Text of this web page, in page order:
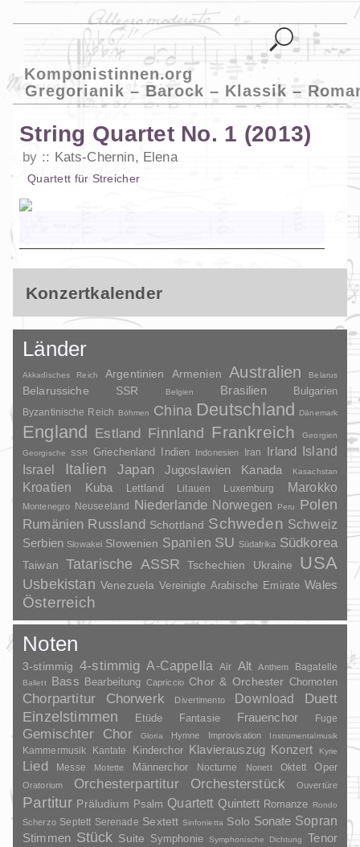
Komponistinnen.org
Gregorianik – Barock – Klassik –
String Quartet No. 1 (2013)
by Kats-Chernin, Elena
Quartett für Streicher
Konzertkalender
Länder
Akkadisches Reich Argentinien Armenien Australien Belarus
Belarussiche SSR Belgien Brasilien Bulgarien
Byzantinische Reich Böhmen China Deutschland Dänemark
England Estland Finnland Frankreich
Georgien
Georgische SSR
Griechenland Indien Indonesien Iran Irland
Island
Israel
Italien Japan Jugoslawien Kanada Kasachstan
Kroatien Kuba Lettland Litauen Luxemburg Marokko
Montenegro Neuseeland Niederlande Norwegen Peru
Polen
Rumänien Russland Schottland Schweden Schweiz
Serbien Slowakei Slowenien Spanien SU Südafrika Südkorea
Taiwan Tatarische ASSR Tschechien Ukraine USA
Usbekistan Venezuela Vereinigte Arabische Emirate Wales
Österreich
Noten
3-stimmig 4-stimmig A-Cappella Air Alt Anthem Bagatelle
Ballett Bass Bearbeitung Capriccio Chor & Orchester Chornoten
Chorpartitur Chorwerk Divertimento Download
Duett
Einzelstimmen
Etüde Fantasie Frauenchor Fuge
Gemischter Chor Gloria Hymne Improvisation Instrumentalmusik
Kammermusik Kantate Kinderchor Klavierauszug Konzert Kyrie
Lied Messe Motette Männerchor Nocturne Nonett Oktett Oper
Oratorium Orchesterpartitur Orchesterstück Ouvertüre
Partitur Präludium Psalm Quartett Quintett Romanze Rondo
Scherzo Septett Serenade Sextett Sinfonietta Solo Sonate Sopran
Stimmen Stück Suite Symphonie Symphonische Dichtung Tenor